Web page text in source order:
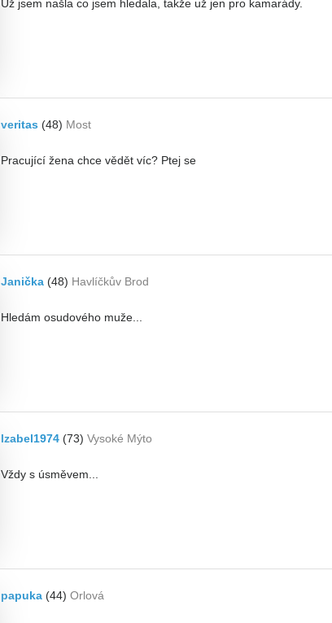
Už jsem našla co jsem hledala, takže už jen pro kamarády.
veritas (48) Most
Pracující žena chce vědět víc? Ptej se
Janička (48) Havlíčkův Brod
Hledám osudového muže...
Izabel1974 (73) Vysoké Mýto
Vždy s úsměvem...
papuka (44) Orlová